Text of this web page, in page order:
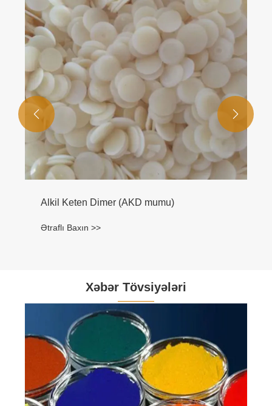
Alkil Keten Dimer (AKD mumu)
Ətraflı Baxın >>
 
Xəbər Tövsiyələri